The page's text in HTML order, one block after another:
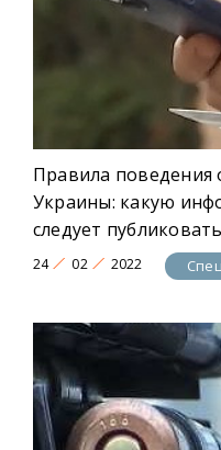
Правила
Украины: какую
следует
24 02 2022